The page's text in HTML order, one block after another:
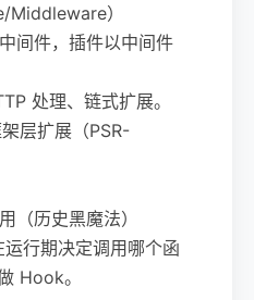
Middleware）
间件，插件以中间件
处理、链式扩展。
层扩展（PSR-
（历史黑魔法）
运行期决定调用哪个函
Hook。